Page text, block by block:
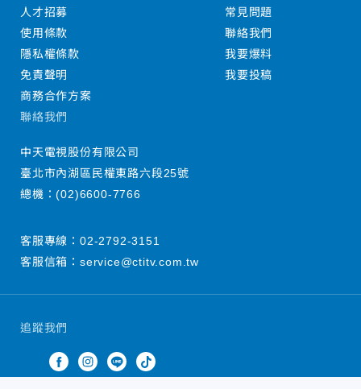
追蹤我們
人才招募
使用條款
隱私權條款
免責聲明
商務合作方案
常見問題
聯絡我們
我要爆料
我要投稿
聯絡我們
中天電視股份有限公司
臺北市內湖區民權東路六段25號
總機：(02)6600-7766
客服專線： 02-2792-3151
客服信箱： service@ctitv.com.tw